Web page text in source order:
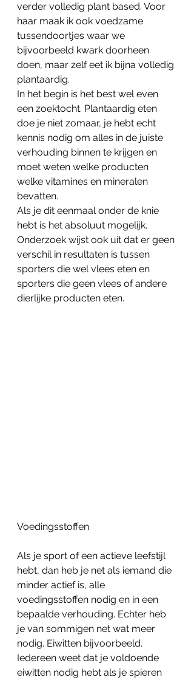
verder volledig plant based. Voor
haar maak ik ook voedzame
tussendoortjes waar we
bijvoorbeeld kwark doorheen
doen, maar zelf eet ik bijna volledig
plantaardig.
In het begin is het best wel even
een zoektocht. Plantaardig eten
doe je niet zomaar, je hebt echt
kennis nodig om alles in de juiste
verhouding binnen te krijgen en
moet weten welke producten
welke vitamines en mineralen
bevatten.
Als je dit eenmaal onder de knie
hebt is het absoluut mogelijk.
Onderzoek wijst ook uit dat er geen
verschil in resultaten is tussen
sporters die wel vlees eten en
sporters die geen vlees of andere
dierlijke producten eten.
Voedingsstoffen
Als je sport of een actieve leefstijl
hebt, dan heb je net als iemand die
minder actief is, alle
voedingsstoffen nodig en in een
bepaalde verhouding. Echter heb
je van sommigen net wat meer
nodig. Eiwitten bijvoorbeeld.
Iedereen weet dat je voldoende
eiwitten nodig hebt als je spieren